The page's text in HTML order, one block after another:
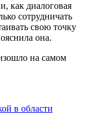
как диалоговая
сотрудничать
свою точку
она.
на самом
в области